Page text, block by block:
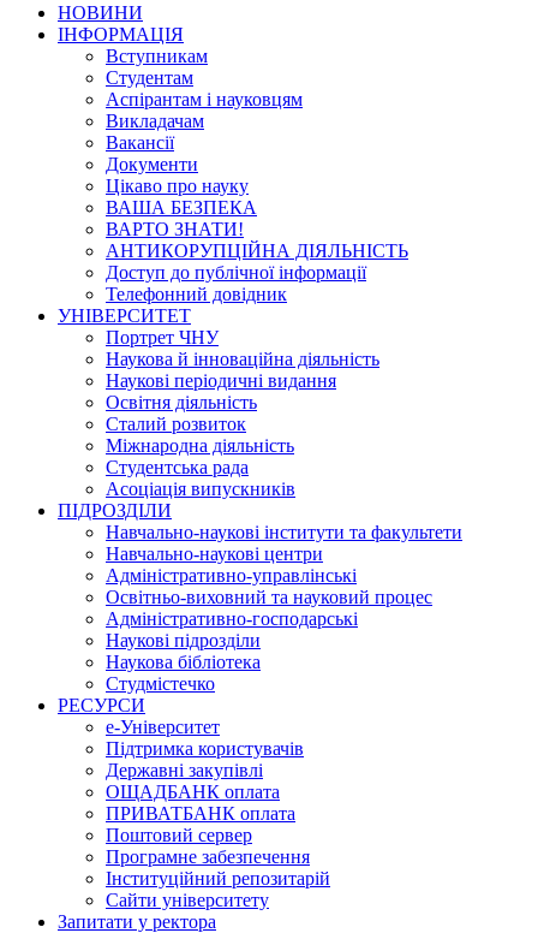
НОВИНИ
ІНФОРМАЦІЯ
Вступникам
Студентам
Аспірантам і науковцям
Викладачам
Вакансії
Документи
Цікаво про науку
ВАША БЕЗПЕКА
ВАРТО ЗНАТИ!
АНТИКОРУПЦІЙНА ДІЯЛЬНІСТЬ
Доступ до публічної інформації
Телефонний довідник
УНІВЕРСИТЕТ
Портрет ЧНУ
Наукова й інноваційна діяльність
Наукові періодичні видання
Освітня діяльність
Сталий розвиток
Міжнародна діяльність
Студентська рада
Асоціація випускників
ПІДРОЗДІЛИ
Навчально-наукові інститути та факультети
Навчально-наукові центри
Адміністративно-управлінські
Освітньо-виховний та науковий процес
Адміністративно-господарські
Наукові підрозділи
Наукова бібліотека
Студмістечко
РЕСУРСИ
е-Університет
Підтримка користувачів
Державні закупівлі
ОЩАДБАНК оплата
ПРИВАТБАНК оплата
Поштовий сервер
Програмне забезпечення
Інституційний репозитарій
Сайти університету
Запитати у ректора